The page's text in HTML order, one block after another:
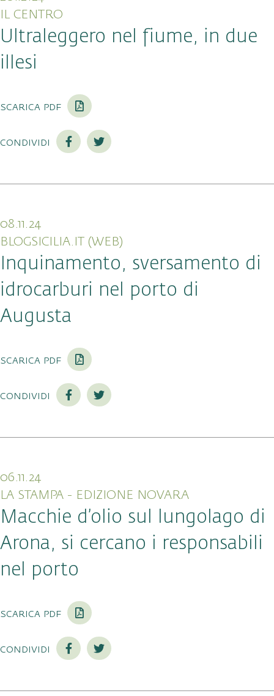
IL CENTRO
Ultraleggero nel fiume, in due
illesi
scarica pdf
condividi
08.11.24
BLOGSICILIA.IT (WEB)
Inquinamento, sversamento di
idrocarburi nel porto di
Augusta
scarica pdf
condividi
06.11.24
LA STAMPA - EDIZIONE NOVARA
Macchie d’olio sul lungolago di
Arona, si cercano i responsabili
nel porto
scarica pdf
condividi